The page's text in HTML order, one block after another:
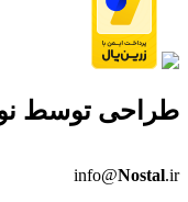
طراحی توسط
info@Nostal.ir